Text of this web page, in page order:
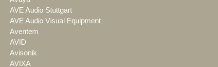
AVE Audio Stuttgart
AVE Audio Visual Equipment
Aventem
AVID
Avisonik
AVIXA